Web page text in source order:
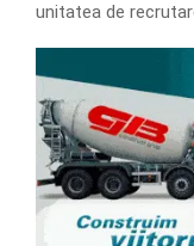
unitatea de